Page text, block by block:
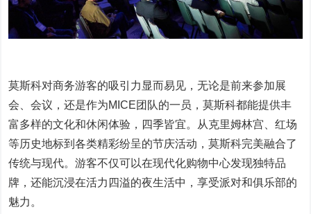
莫斯科对商务游客的吸引力显而易见，无论是前来参加展
会、会议，还是作为MICE团队的一员，莫斯科都能提供丰
富多样的文化和休闲体验，四季皆宜。从克里姆林宫、红场
等历史地标到各类精彩纷呈的节庆活动，莫斯科完美融合了
传统与现代。游客不仅可以在现代化购物中心发现独特品
牌，还能沉浸在活力四溢的夜生活中，享受派对和俱乐部的
魅力。